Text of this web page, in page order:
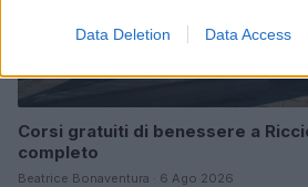
Data Deletion Data Access
Corsi gratuiti di benessere a
completo
Beatrice Bonaventura · 6 Ago 2026